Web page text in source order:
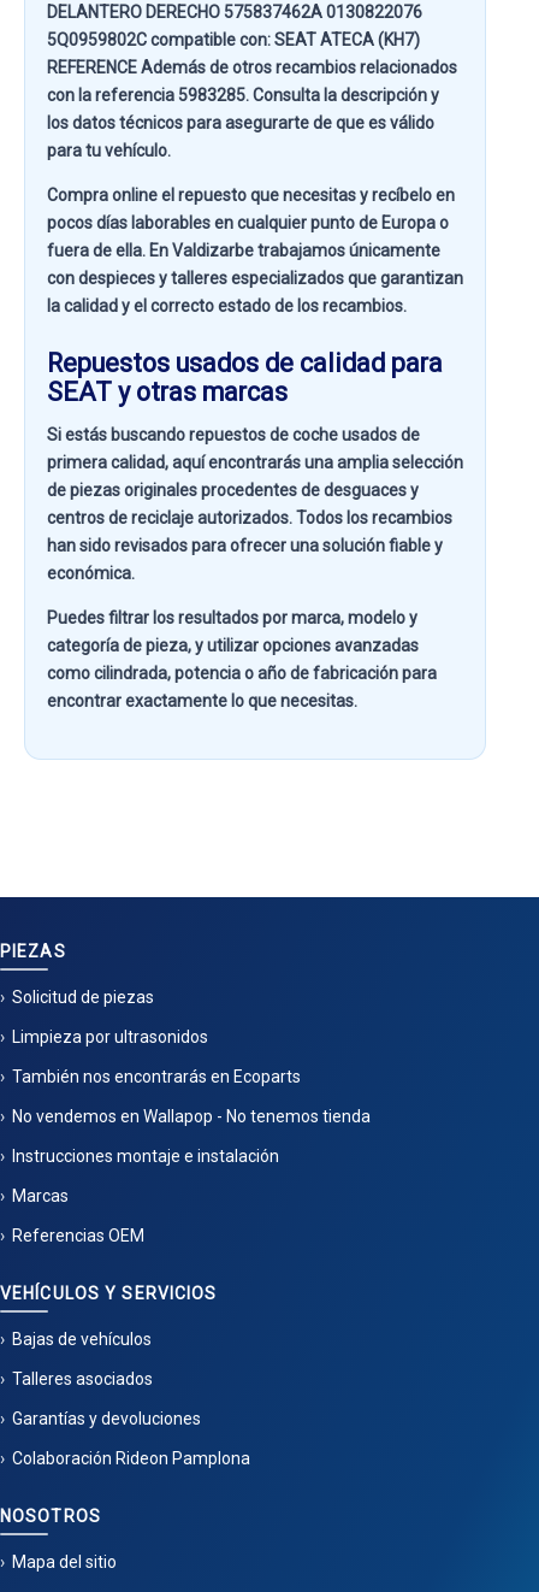
DELANTERO DERECHO 575837462A 0130822076
5Q0959802C compatible con:SEAT ATECA (KH7)
REFERENCEAdemás de otros recambios relacionados
con la referencia 5983285. Consulta la descripción y
los datos técnicos para asegurarte de que es válido
para tu vehículo.
Compra online el repuesto que necesitas y recíbelo en
pocos días laborables en cualquier punto de Europa o
fuera de ella. EnValdizarbetrabajamos únicamente
con despieces y talleres especializados que garantizan
la calidad y el correcto estado de los recambios.
Repuestos usados de calidad para
SEAT y otras marcas
Si estás buscandorepuestos de coche usados de
primera calidad, aquí encontrarás una amplia selección
de piezas originales procedentes de desguaces y
centros de reciclaje autorizados. Todos los recambios
han sido revisados para ofrecer una solución fiable y
económica.
Puedes filtrar los resultados pormarca, modelo y
categoría de pieza, y utilizar opciones avanzadas
comocilindrada, potencia o año de fabricaciónpara
encontrar exactamente lo que necesitas.
PIEZAS
Solicitud de piezas
Limpieza por ultrasonidos
También nos encontrarás en Ecoparts
No vendemos en Wallapop - No tenemos tienda
Instrucciones montaje e instalación
Marcas
Referencias OEM
VEHÍCULOS Y SERVICIOS
Bajas de vehículos
Talleres asociados
Garantías y devoluciones
Colaboración Rideon Pamplona
NOSOTROS
Mapa del sitio